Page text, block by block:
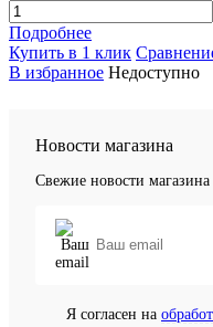
Подробнее
Купить в 1 клик
В избранное Недоступно
Новости магазина
Свежие новости магазина
Я согласен на